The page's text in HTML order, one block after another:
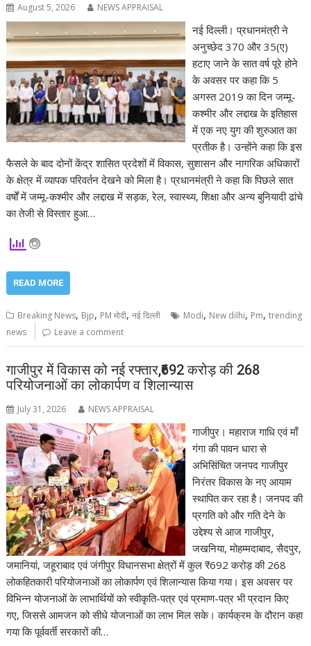
August 5, 2026 NEWS APPRAISAL
नई दिल्ली। प्रधानमंत्री ने
अनुच्छेद 370 और 35(ए)
हटाए जाने के सात वर्ष पूरे होने
के अवसर पर कहा कि 5
अगस्त 2019 का दिन जम्मू-
कश्मीर और लद्दाख के इतिहास
में एक नए युग की शुरुआत का
प्रतीक है। उन्होंने कहा कि इस
फैसले के बाद दोनों केंद्र शासित प्रदेशों में विकास, सुशासन और नागरिक अधिकारों
के क्षेत्र में व्यापक परिवर्तन देखने को मिला है। प्रधानमंत्री ने कहा कि पिछले सात
वर्षों में जम्मू-कश्मीर और लद्दाख में सड़क, रेल, स्वास्थ्य, शिक्षा और अन्य बुनियादी ढांचे
का तेजी से विस्तार हुआ…
READ MORE
Breaking News, Bjp, PM मोदी,नई दिल्ली Modi, New dilhi, Pm,trending
news
Leave a comment
गाजीपुर में विकास को नई रफ्तार,₹692 करोड़ की 268
परियोजनाओं का लोकार्पण व शिलान्यास
July 31, 2026 NEWS APPRAISAL
गाजीपुर। महाराज गाधि एवं माँ
गंगा की पावन धारा से
अभिसिंचित जनपद गाजीपुर
निरंतर विकास के नए आयाम
स्थापित कर रहा है। जनपद की
प्रगति को और गति देने के
उद्देश्य से आज गाजीपुर,
जखनिया, मोहम्मदाबाद, सैदपुर,
जमानियां, जहूराबाद एवं जंगीपुर विधानसभा क्षेत्रों में कुल ₹692 करोड़ की 268
लोकहितकारी परियोजनाओं का लोकार्पण एवं शिलान्यास किया गया। इस अवसर पर
विभिन्न योजनाओं के लाभार्थियों को स्वीकृति-पत्र एवं प्रमाण-पत्र भी प्रदान किए
गए, जिससे आमजन को सीधे योजनाओं का लाभ मिल सके। कार्यक्रम के दौरान कहा
गया कि पूर्ववर्ती सरकारों की…